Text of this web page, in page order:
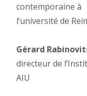
contemporaine à
l’université de
Gérard
directeur de
AIU